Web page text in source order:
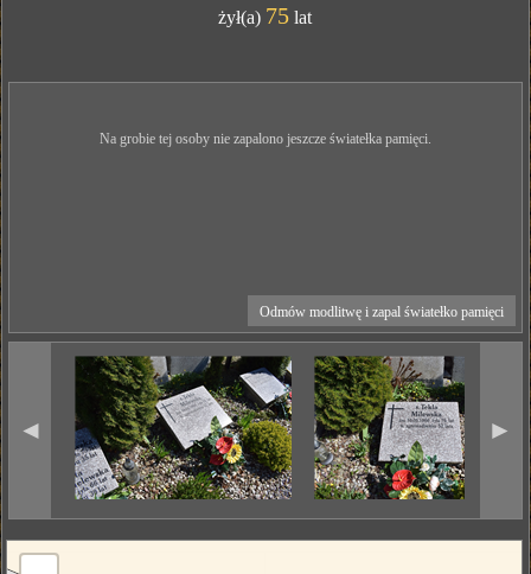
żył(a) 75 lat
Na grobie tej osoby nie zapalono jeszcze światełka pamięci.
Odmów modlitwę i zapal światełko pamięci
◄ ►